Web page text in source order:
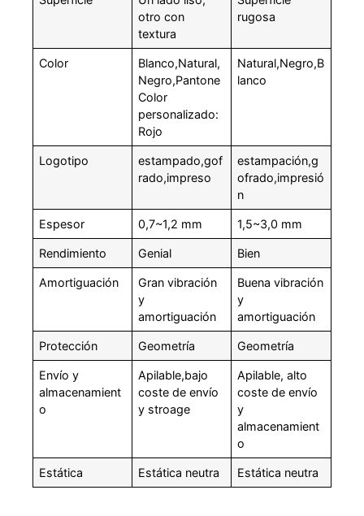
otro con
textura
rugosa
Color
Blanco,Natural,
Negro,Pantone
Color
personalizado:
Rojo
Natural,Negro,B
lanco
Logotipo
estampado,gof
rado,impreso
estampación,g
ofrado,impresió
n
Espesor 0,7~1,2 mm 1,5~3,0 mm
Rendimiento Genial Bien
Amortiguación
Gran vibración
y
amortiguación
Buena vibración
y
amortiguación
Protección Geometría Geometría
Envío y
almacenamient
o
Apilable,bajo
coste de envío
y stroage
Apilable, alto
coste de envío
y
almacenamient
o
Estática Estática neutra Estática neutra